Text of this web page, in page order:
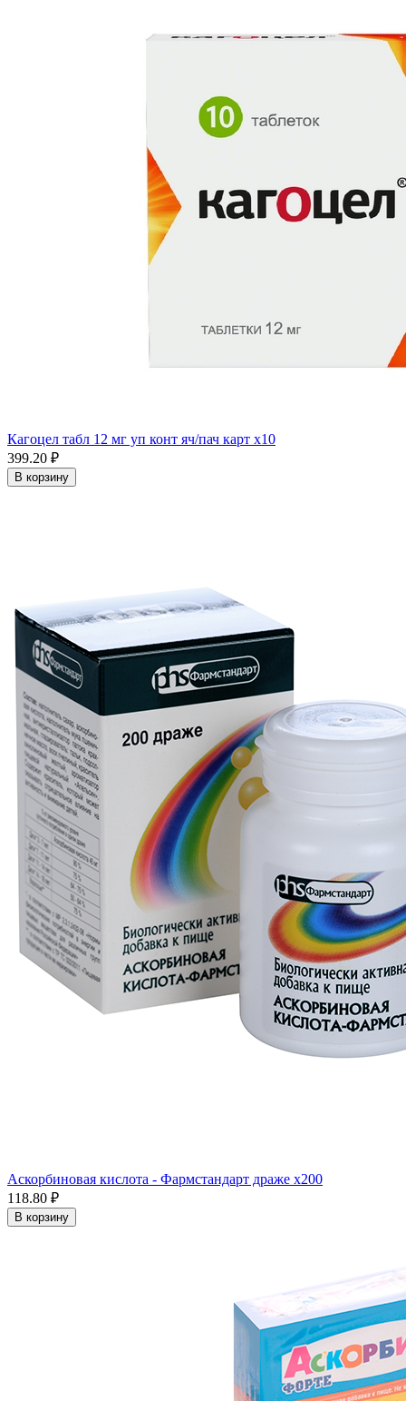
Кагоцел табл 12 мг уп конт яч/пач карт x10
399.20 ₽
В корзину
Аскорбиновая кислота - Фармстандарт драже x200
118.80 ₽
В корзину